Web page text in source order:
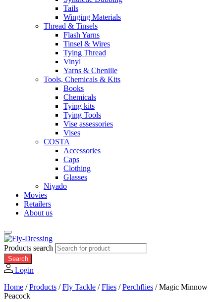
Tails
Winging Materials
Thread & Tinsels
Flash Yarns
Tinsel & Wires
Tying Thread
Vinyl
Yarns & Chenille
Tools, Chemicals & Kits
Books
Chemicals
Tying kits
Tying Tools
Vise assessories
Vises
COSTA
Accessories
Caps
Clothing
Glasses
Niyado
Movies
Retailers
About us
Products search
Search
Login
Home /Products /Fly Tackle /Flies /Perchflies /Magic Minnow
Peacock